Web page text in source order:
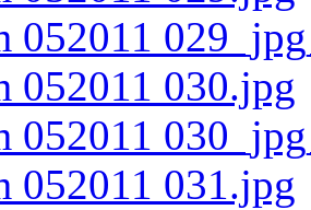
052011
052011 030.jpg
052011
052011 031.jpg